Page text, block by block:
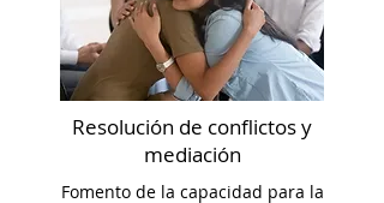
Resolución de conflictos y
mediación
Fomento de la capacidad para la